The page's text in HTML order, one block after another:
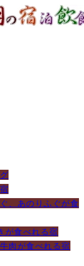
、あのりふぐが食
食べれる宿
肉が食べれる宿